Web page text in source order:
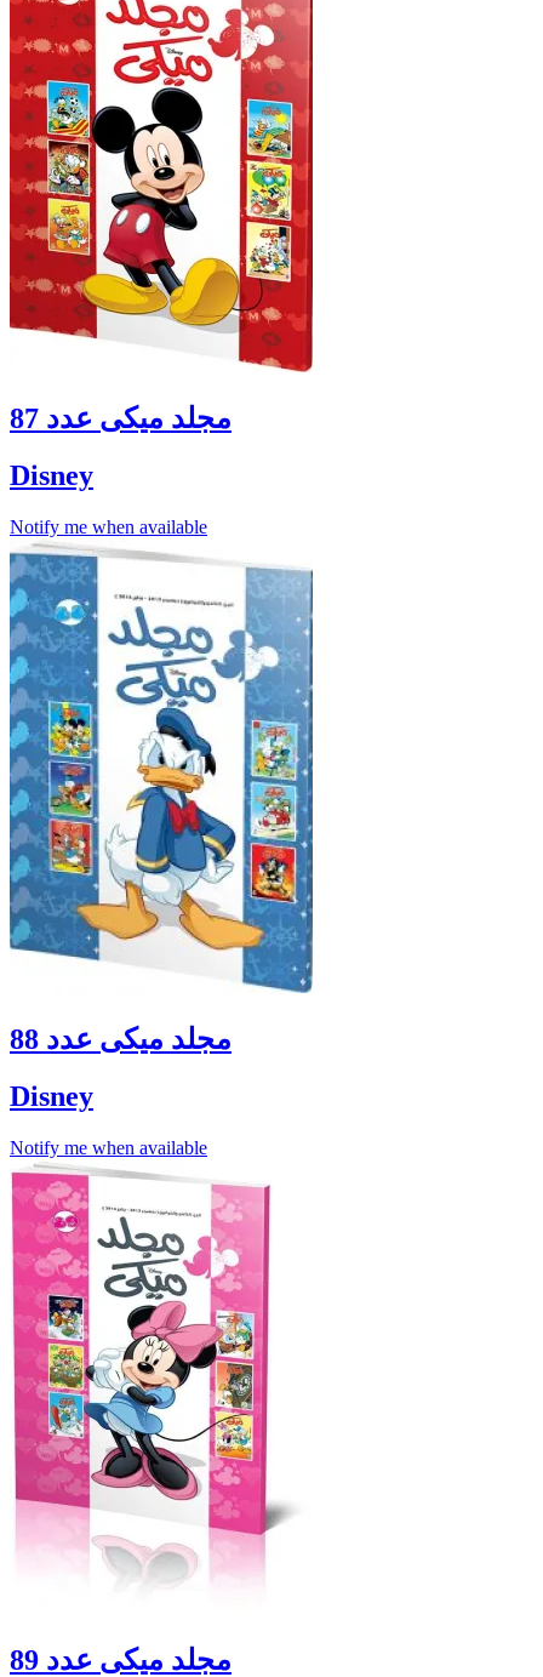
مجلد ميكى عدد 87
Disney
Notify me when available
مجلد ميكى عدد 88
Disney
Notify me when available
مجلد ميكى عدد 89